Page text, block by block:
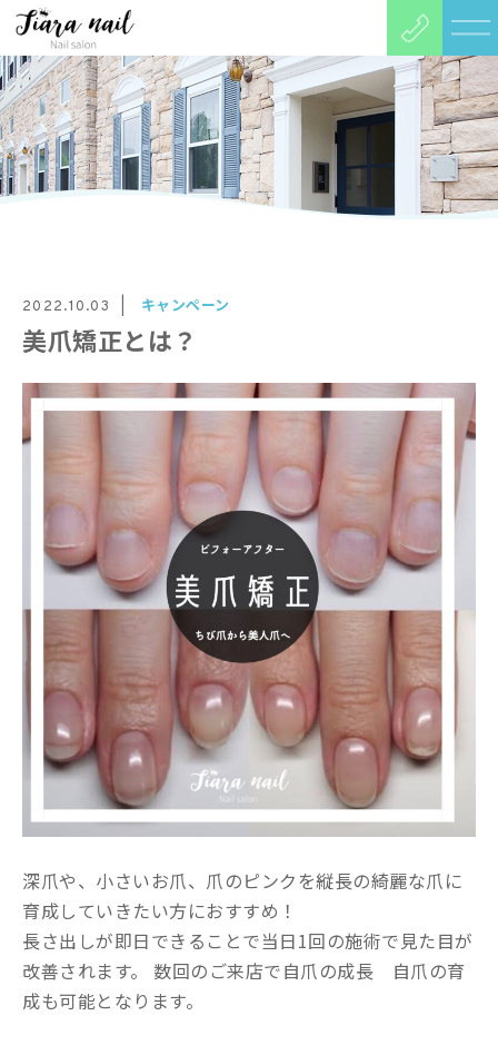
2022.10.03 キャンペーン
美爪矯正とは？
深爪や、小さいお爪、爪のピンクを縦長の綺麗な爪に
育成していきたい方におすすめ！
長さ出しが即日できることで当日1回の施術で見た目が
改善されます。 数回のご来店で自爪の成長 自爪の育
成も可能となります。